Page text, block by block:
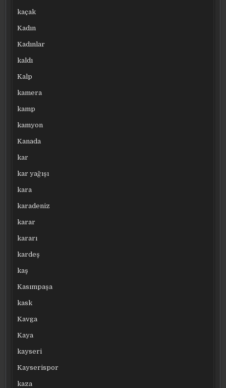
kaçak
Kadın
Kadınlar
kaldı
Kalp
kamera
kamp
kamyon
Kanada
kar
kar yağışı
kara
karadeniz
karar
kararı
kardeş
kaş
Kasımpaşa
kask
Kavga
Kaya
kayseri
Kayserispor
kaza